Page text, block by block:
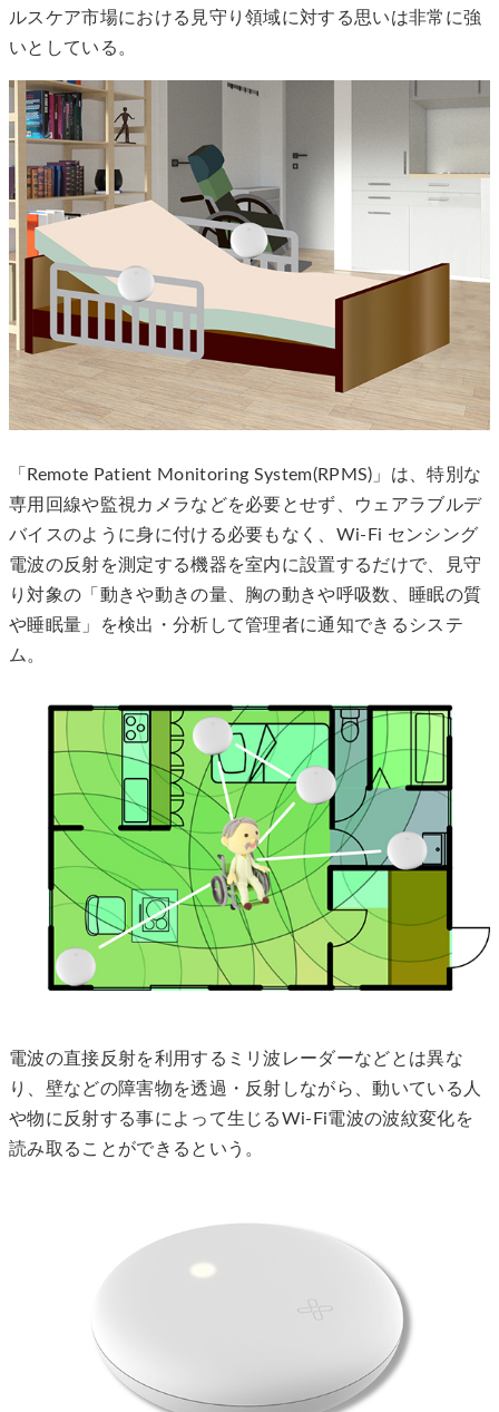
ルスケア市場における見守り領域に対する思いは非常に強
いとしている。
「Remote Patient Monitoring System(RPMS)」は、特別な
専用回線や監視カメラなどを必要とせず、ウェアラブルデ
バイスのように身に付ける必要もなく、Wi-Fi センシング
電波の反射を測定する機器を室内に設置するだけで、見守
り対象の「動きや動きの量、胸の動きや呼吸数、睡眠の質
や睡眠量」を検出・分析して管理者に通知できるシステ
ム。
電波の直接反射を利用するミリ波レーダーなどとは異な
り、壁などの障害物を透過・反射しながら、動いている人
や物に反射する事によって生じるWi-Fi電波の波紋変化を
読み取ることができるという。